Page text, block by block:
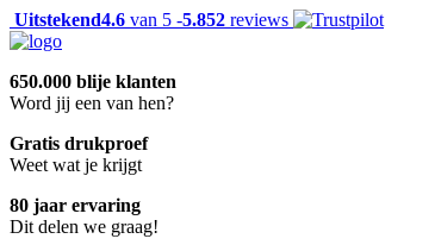
Uitstekend4.6 van 5 -5.852 reviews
650.000 blije klanten
Word jij een van hen?
Gratis drukproef
Weet wat je krijgt
80 jaar ervaring
Dit delen we graag!